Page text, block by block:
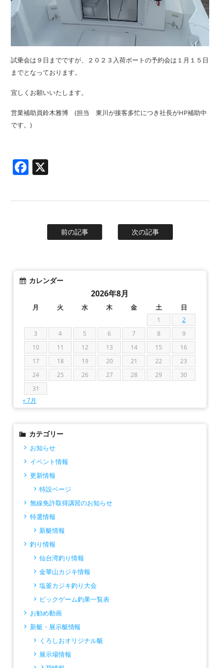
試乗会は９日までですが、２０２３入荷ボートの予約会は１月１５日
までとなっております。
宜しくお願いいたします。
営業補助員鈴木雅博 (担当 東川が接客多忙につき社長がHP補助中
です。)
Facebook
前の記事 次の記事
カレンダー
2026年8月
月 火 水 木 金 土 日
1
2
3
4 5 6 7 8
9
10
11 12 13 14 15
16
17
18 19 20 21 22
23
24
25 26 27 28 29
30
31
« 7月
カテゴリー
お知らせ
イベント情報
更新情報
特設ページ
無線免許取得講習のお知らせ
特選情報
新艇情報
釣り情報
仙台湾釣り情報
金華山カジキ情報
塩釜カジキ釣り大会
ビックゲーム釣果一覧表
お勧め動画
新艇・展示艇情報
くろしおオリジナル艇
展示場情報